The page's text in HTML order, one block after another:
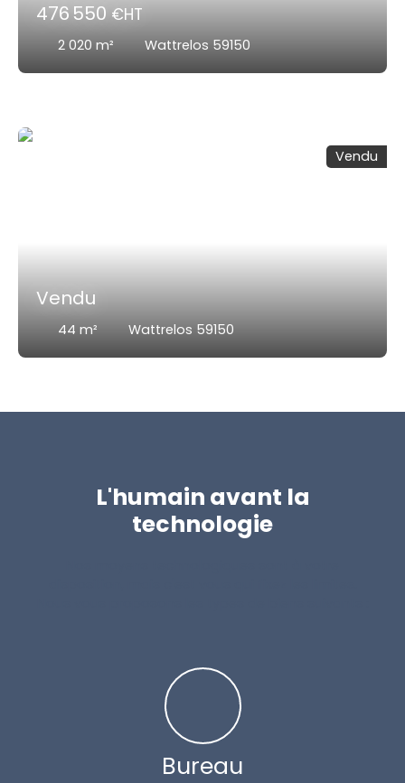
476 550 €HT
2 020 m² Wattrelos 59150
Vendu
44 m² Wattrelos 59150
Vendu
L'humain avant la
technologie
Bureau